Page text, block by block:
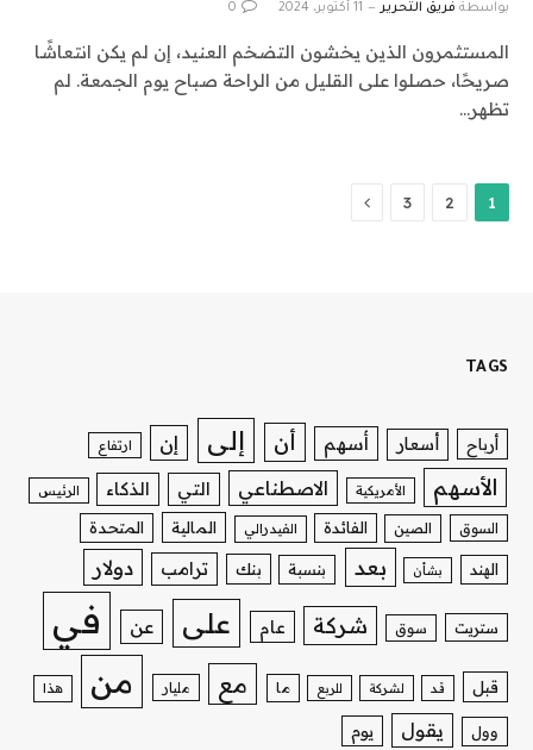
بواسطة فريق التحرير 11 أكتوبر، 2024 0
المستثمرون الذين يخشون التضخم العنيد، إن لم يكن انتعاشًا
صريحًا، حصلوا على القليل من الراحة صباح يوم الجمعة. لم
تظهر…
1
2
3 التالي
TAGS
أرباح أسعار أسهم أن إلى إن ارتفاع
الأسهم الأمريكية الاصطناعي التي الذكاء الرئيس
السوق الصين الفائدة الفيدرالي المالية المتحدة
الهند بشأن بعد بنسبة بنك ترامب دولار
ستريت سوق شركة عام على عن في
قبل قد لشركة للربع ما مع مليار من هذا
وول يقول يوم